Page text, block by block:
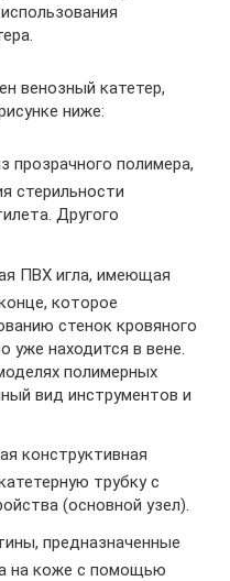
венозный катетер,
ниже:
прозрачного полимера,
стерильности
Другого
ПВХ игла, имеющая
которое
стенок кровяного
уже находится в вене.
полимерных
вид инструментов и
конструктивная
трубку с
(основной узел).
предназначенные
на коже с помощью